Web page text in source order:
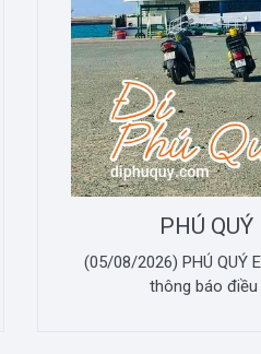
PHÚ
(05/08/2026) PHÚ QUÝ
thông báo điều